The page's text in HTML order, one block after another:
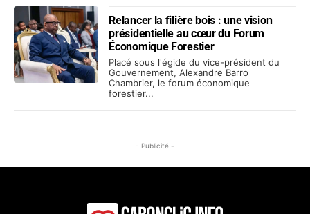
Relancer la filière bois : une vision
présidentielle au cœur du Forum
Économique Forestier
Placé sous l'égide du vice-président du
Gouvernement, Alexandre Barro
Chambrier, le forum économique
forestier...
- Publicité -